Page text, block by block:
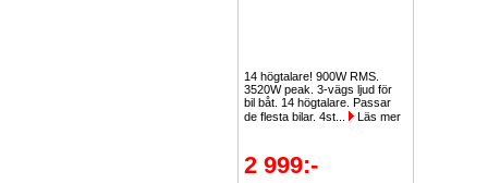
14 högtalare! 900W RMS.
3520W peak. 3-vägs ljud för
bil båt. 14 högtalare. Passar
de flesta bilar. 4st...
Läs mer
2 999:-